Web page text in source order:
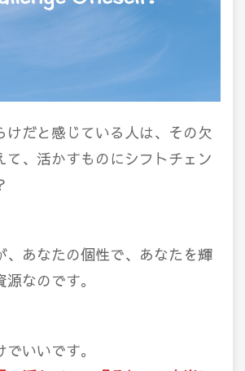
けだと感じている人は、その欠
て、活かすものにシフトチェン
、あなたの個性で、あなたを輝
なのです。
いいです。